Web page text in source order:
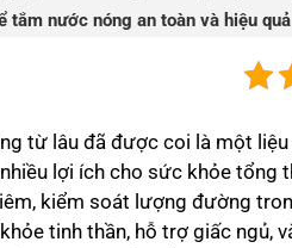
tắm nước nóng an toàn và hiệu quả
từ lâu đã được coi là một
lợi ích cho sức khỏe tổng
kiểm soát lượng đường
tinh thần, hỗ trợ giấc ngủ,